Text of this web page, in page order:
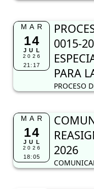
MAR
14
JUL
2026
21:17
0015-
PARA
PROCESO
MAR
14
JUL
2026
18:05
2026